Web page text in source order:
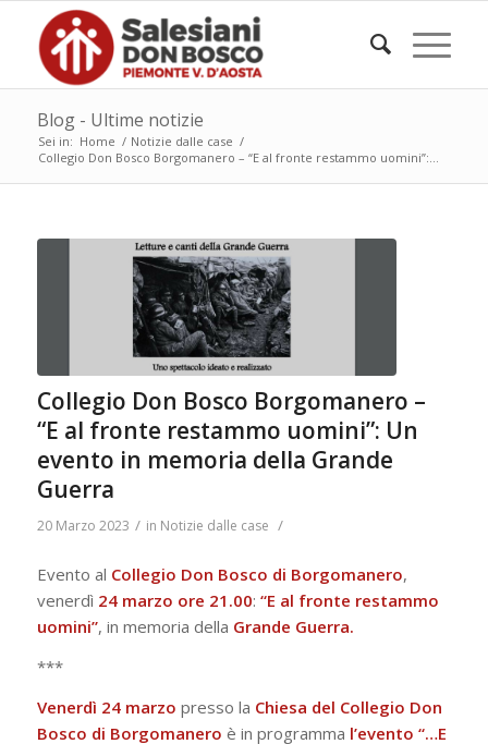
Blog - Ultime notizie
Sei in: Home / Notizie dalle case /
Collegio Don Bosco Borgomanero – “E al fronte restammo uomini”:...
Collegio Don Bosco Borgomanero –
“E al fronte restammo uomini”: Un
evento in memoria della Grande
Guerra
20 Marzo 2023 / in Notizie dalle case /
Evento al Collegio Don Bosco di Borgomanero,
venerdì 24 marzo ore 21.00: “E al fronte restammo
uomini”, in memoria della Grande Guerra.
***
Venerdì 24 marzo presso la Chiesa del Collegio Don
Bosco di Borgomanero è in programma l’evento “…E